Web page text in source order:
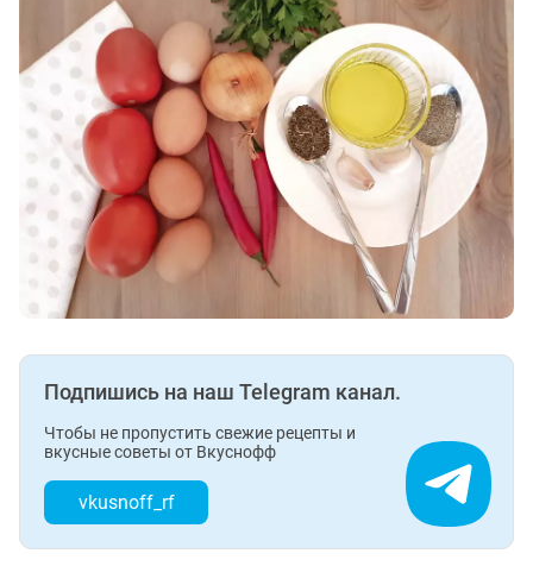
Подпишись на наш Telegram канал.
Чтобы не пропустить свежие рецепты и
вкусные советы от Вкуснофф
vkusnoff_rf